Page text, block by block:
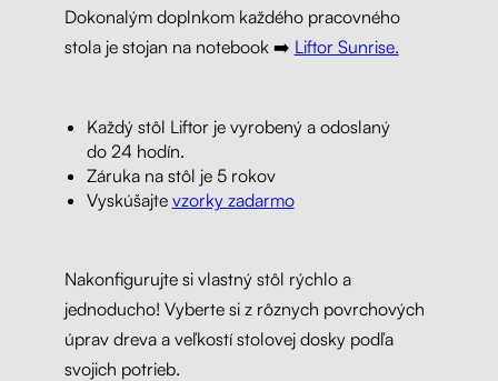
Dokonalým doplnkom každého pracovného
stola je stojan na notebook ➡️ Liftor Sunrise.
Každý stôl Liftor je vyrobený a odoslaný
do 24 hodín.
Záruka na stôl je 5 rokov
Vyskúšajte vzorky zadarmo
Nakonfigurujte si vlastný stôl rýchlo a
jednoducho! Vyberte si z rôznych povrchových
úprav dreva a veľkostí stolovej dosky podľa
svojich potrieb.